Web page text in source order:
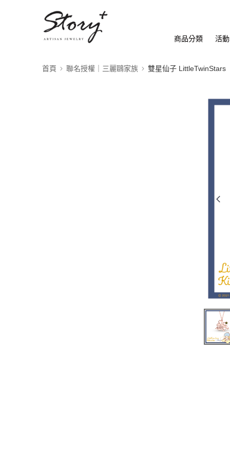
商品分類 活
首頁 聯名授權｜三麗鷗家族 雙星仙子 LittleTwinStars